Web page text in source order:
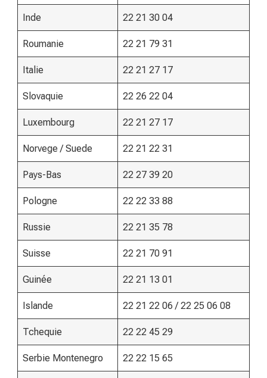
Inde 22 21 30 04
Roumanie 22 21 79 31
Italie 22 21 27 17
Slovaquie 22 26 22 04
Luxembourg 22 21 27 17
Norvege / Suede 22 21 22 31
Pays-Bas 22 27 39 20
Pologne 22 22 33 88
Russie 22 21 35 78
Suisse 22 21 70 91
Guinée 22 21 13 01
Islande 22 21 22 06 / 22 25 06 08
Tchequie 22 22 45 29
Serbie Montenegro 22 22 15 65